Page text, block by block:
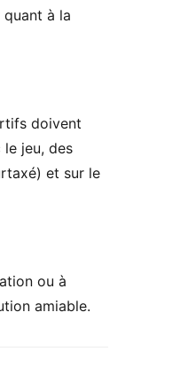
quant à la
doivent
jeu, des
et sur le
ou à
amiable.